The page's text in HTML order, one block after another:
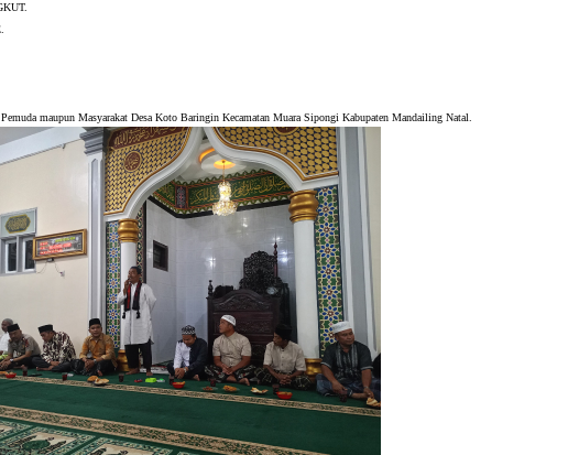
maupun Masyarakat Desa Koto Baringin Kecamatan Muara Sipongi Kabupaten Mandailing Natal.